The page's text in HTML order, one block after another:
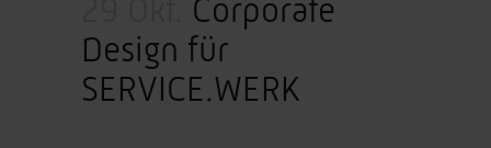
Corporate
Design für
SERVICE.WERK